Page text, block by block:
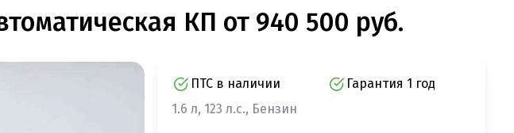
КП от 940 500 руб.
ПТС в наличии
Гарантия 1 год
1.6 л, 123 л.с., Бензин